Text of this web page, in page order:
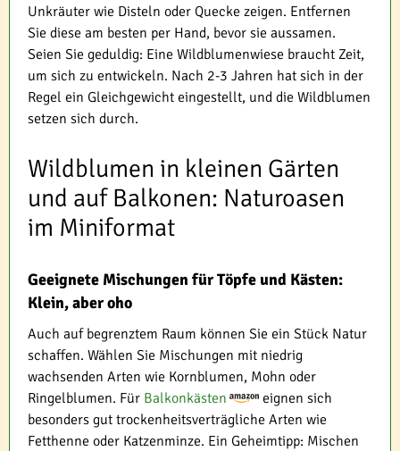
Unkräuter wie Disteln oder Quecke zeigen. Entfernen
Sie diese am besten per Hand, bevor sie aussamen.
Seien Sie geduldig: Eine Wildblumenwiese braucht Zeit,
um sich zu entwickeln. Nach 2-3 Jahren hat sich in der
Regel ein Gleichgewicht eingestellt, und die Wildblumen
setzen sich durch.
Wildblumen in kleinen Gärten
und auf Balkonen: Naturoasen
im Miniformat
Geeignete Mischungen für Töpfe und Kästen:
Klein, aber oho
Auch auf begrenztem Raum können Sie ein Stück Natur
schaffen. Wählen Sie Mischungen mit niedrig
wachsenden Arten wie Kornblumen, Mohn oder
Ringelblumen. Für Balkonkästen
eignen sich
besonders gut trockenheitsverträgliche Arten wie
Fetthenne oder Katzenminze. Ein Geheimtipp: Mischen